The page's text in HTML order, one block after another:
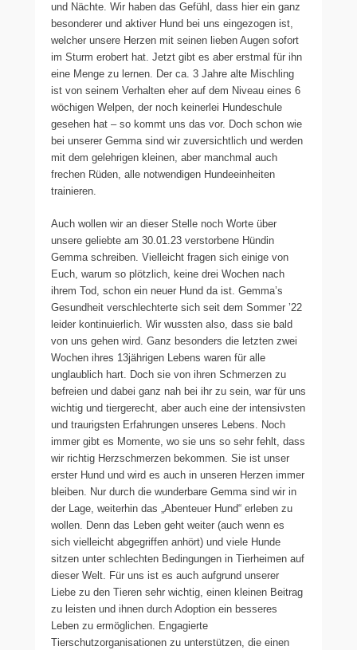
und Nächte. Wir haben das Gefühl, dass hier ein ganz
besonderer und aktiver Hund bei uns eingezogen ist,
welcher unsere Herzen mit seinen lieben Augen sofort
im Sturm erobert hat. Jetzt gibt es aber erstmal für ihn
eine Menge zu lernen. Der ca. 3 Jahre alte Mischling
ist von seinem Verhalten eher auf dem Niveau eines 6
wöchigen Welpen, der noch keinerlei Hundeschule
gesehen hat – so kommt uns das vor. Doch schon wie
bei unserer Gemma sind wir zuversichtlich und werden
mit dem gelehrigen kleinen, aber manchmal auch
frechen Rüden, alle notwendigen Hundeeinheiten
trainieren.
Auch wollen wir an dieser Stelle noch Worte über
unsere geliebte am 30.01.23 verstorbene Hündin
Gemma schreiben. Vielleicht fragen sich einige von
Euch, warum so plötzlich, keine drei Wochen nach
ihrem Tod, schon ein neuer Hund da ist. Gemma’s
Gesundheit verschlechterte sich seit dem Sommer ’22
leider kontinuierlich. Wir wussten also, dass sie bald
von uns gehen wird. Ganz besonders die letzten zwei
Wochen ihres 13jährigen Lebens waren für alle
unglaublich hart. Doch sie von ihren Schmerzen zu
befreien und dabei ganz nah bei ihr zu sein, war für uns
wichtig und tiergerecht, aber auch eine der intensivsten
und traurigsten Erfahrungen unseres Lebens. Noch
immer gibt es Momente, wo sie uns so sehr fehlt, dass
wir richtig Herzschmerzen bekommen. Sie ist unser
erster Hund und wird es auch in unseren Herzen immer
bleiben. Nur durch die wunderbare Gemma sind wir in
der Lage, weiterhin das „Abenteuer Hund“ erleben zu
wollen. Denn das Leben geht weiter (auch wenn es
sich vielleicht abgegriffen anhört) und viele Hunde
sitzen unter schlechten Bedingungen in Tierheimen auf
dieser Welt. Für uns ist es auch aufgrund unserer
Liebe zu den Tieren sehr wichtig, einen kleinen Beitrag
zu leisten und ihnen durch Adoption ein besseres
Leben zu ermöglichen. Engagierte
Tierschutzorganisationen zu unterstützen, die einen